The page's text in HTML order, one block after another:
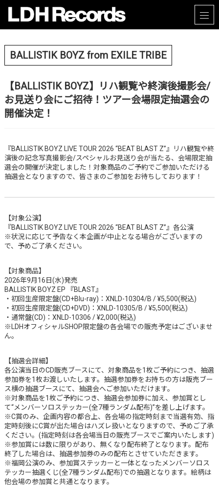
BALLISTIK BOYZ from EXILE TRIBE
【BALLISTIK BOYZ】リハ観覧や終演後撮影会/
お見送り会にご招待！ツアー会場限定抽選会の
開催決定！
『BALLISTIK BOYZ LIVE TOUR 2026 “BEAT BLAST Z”』リハ観覧や終
演後の記念写真撮影会/スペシャルお見送り会が当たる、会場限定抽
選会の開催が決定しました！対象商品のご予約でご参加いただける
抽選会となりますので、皆さまのご参加をお待ちしております！
【対象公演】
『BALLISTIK BOYZ LIVE TOUR 2026 “BEAT BLAST Z”』各公演
※状況に応じて予告なく本企画が中止となる場合がございますの
で、予めご了承ください。
【対象商品】
2026年9月16日(水)発売
BALLISTIK BOYZ EP 『BLAST』
・初回生産限定盤(CD+Blu-ray)：XNLD-10304/B / ¥5,500(税込)
・初回生産限定盤(CD+DVD)：XNLD-10305/B / ¥5,500(税込)
・通常盤(CD)：XNLD-10306 / ¥2,000(税込)
※LDHオフィシャルSHOP限定盤の各会場での販売予定はございませ
ん。
【抽選会詳細】
各公演当日のCD販売ブースにて、対象商品を1枚ご予約につき、抽選
参加券を1枚お渡しいたします。抽選参加券をお持ちの方は販売ブー
ス横の抽選ブースにて、抽選会へご参加いただけます。
※対象商品を1枚ご予約につき、抽選会参加券に加え、参加賞とし
て“メンバーソロステッカー(全7種ランダム配布)”を差し上げます。
※C賞のみ、企画内容の都合上、各会場の指定時刻まで当選有効、指
定時刻後にC賞が出た場合はハズレ扱いとなりますので、予めご了承
ください。(指定時刻は各会場当日の販売ブースでご案内いたします)
※参加賞には数に限りがあり、無くなり配布終了となります。配布
終了した場合は、抽選参加券のみの配布とさせていただきます。
※福岡公演のみ、参加賞ステッカーと一体となったメンバーソロス
テッカー抽選くじ(全7種ランダム配布)での抽選となります。絵柄は
他会場の参加賞と共通となります。